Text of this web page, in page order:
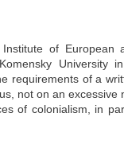
of European
University
requirements of a
not on an excessive
of colonialism, in